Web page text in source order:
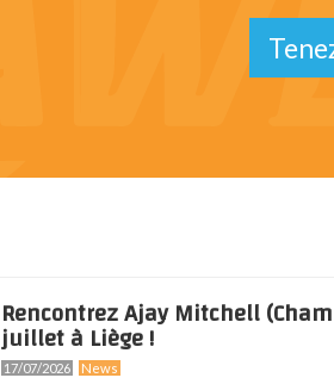
Rencontrez Ajay Mitchell
juillet à Liège !
17/07/2026 News